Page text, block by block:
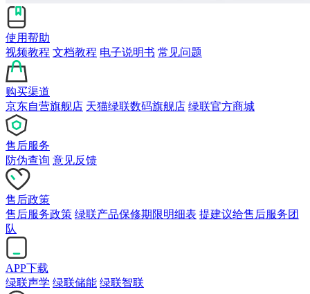
使用帮助
视频教程 文档教程 电子说明书 常见问题
购买渠道
京东自营旗舰店 天猫绿联数码旗舰店 绿联官方商城
售后服务
防伪查询 意见反馈
售后政策
售后服务政策 绿联产品保修期限明细表 提建议给售后服务团
队
APP下载
绿联声学 绿联储能 绿联智联